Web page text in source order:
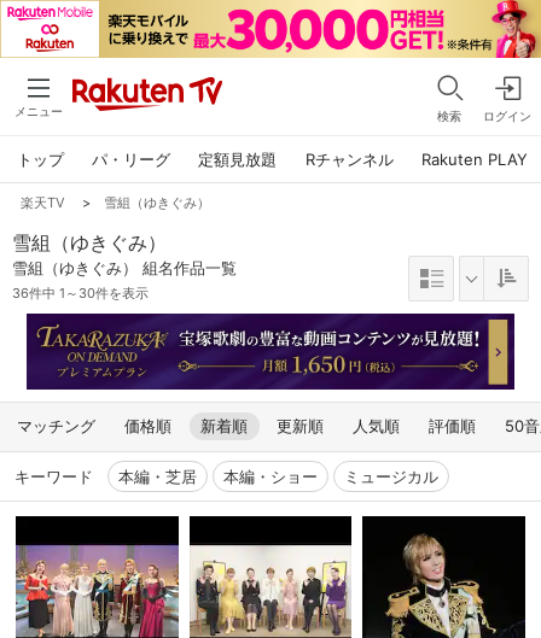
メニュー 検索 ログイン
トップ パ・リーグ 定額見放題 Rチャンネル Rakuten PLAY
楽天TV > 雪組（ゆきぐみ）
雪組（ゆきぐみ）
雪組（ゆきぐみ） 組名作品一覧
36件中 1～30件を表示
マッチング 価格順 新着順 更新順 人気順 評価順 50
キーワード 本編・芝居 本編・ショー ミュージカル